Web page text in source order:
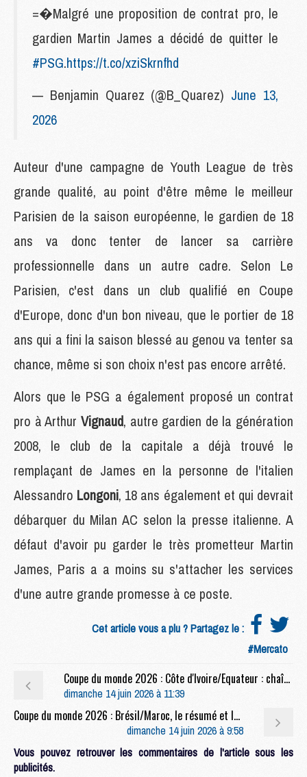
=�Malgré une proposition de contrat pro, le
gardien Martin James a décidé de quitter le
#PSG.https://t.co/xziSkrnfhd
— Benjamin Quarez (@B_Quarez) June 13,
2026
Auteur d'une campagne de Youth League de très
grande qualité, au point d'être même le meilleur
Parisien de la saison européenne, le gardien de 18
ans va donc tenter de lancer sa carrière
professionnelle dans un autre cadre. Selon Le
Parisien, c'est dans un club qualifié en Coupe
d'Europe, donc d'un bon niveau, que le portier de 18
ans qui a fini la saison blessé au genou va tenter sa
chance, même si son choix n'est pas encore arrêté.
Alors que le PSG a également proposé un contrat
pro à Arthur Vignaud, autre gardien de la génération
2008, le club de la capitale a déjà trouvé le
remplaçant de James en la personne de l'italien
Alessandro Longoni, 18 ans également et qui devrait
débarquer du Milan AC selon la presse italienne. A
défaut d'avoir pu garder le très prometteur Martin
James, Paris a a moins su s'attacher les services
d'une autre grande promesse à ce poste.
Cet article vous a plu ? Partagez le :
#Mercato
Coupe du monde 2026 : Côte d'Ivoire/Equateur : chaîne, heure et compos probables
dimanche 14 juin 2026 à 11:39
Coupe du monde 2026 : Brésil/Maroc, le résumé et les buts en vidéo
dimanche 14 juin 2026 à 9:58
Vous pouvez retrouver les commentaires de l'article sous les
publicités.